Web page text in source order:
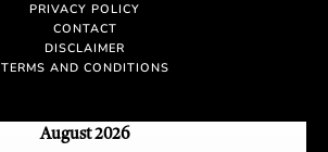
PRIVACY POLICY
CONTACT
DISCLAIMER
TERMS AND CONDITIONS
August 2026